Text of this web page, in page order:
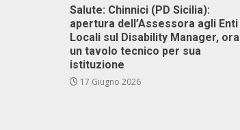
Salute: Chinnici (PD Sicilia):
apertura dell’Assessora agli Enti
Locali sul Disability Manager, ora
un tavolo tecnico per sua
istituzione
17 Giugno 2026